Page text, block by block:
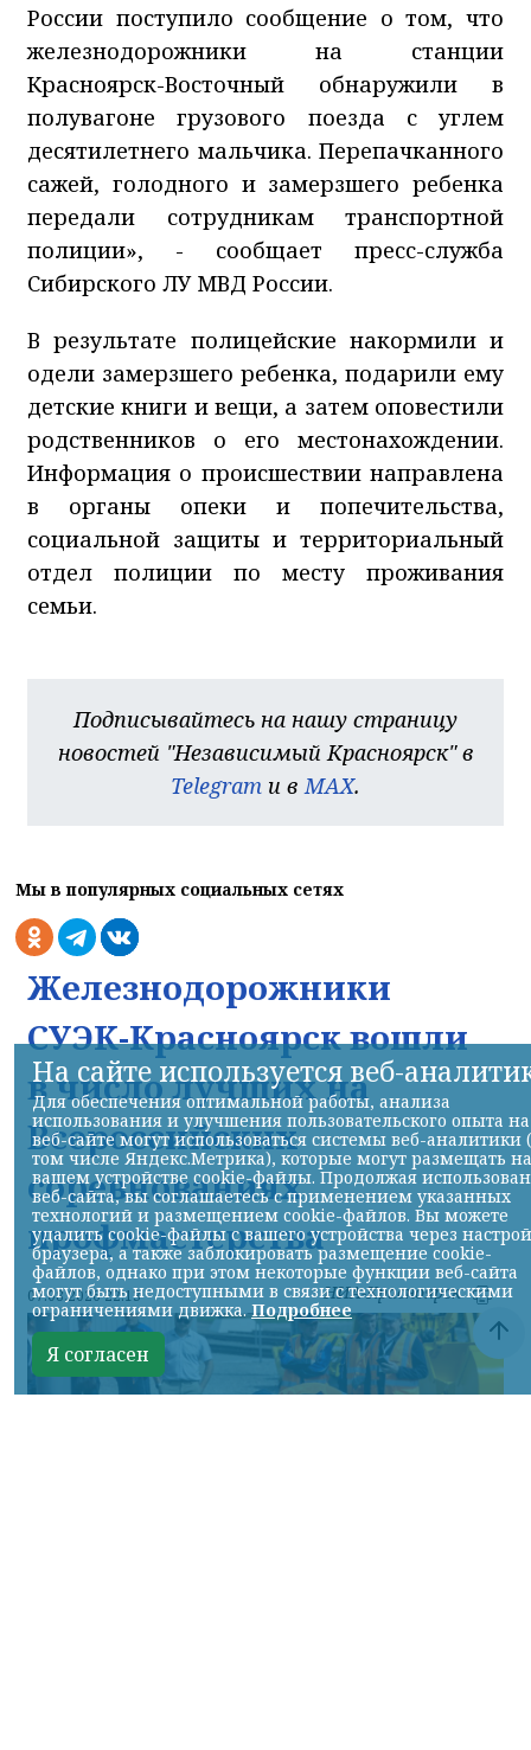
России поступило сообщение о том, что
железнодорожники на станции
Красноярск-Восточный обнаружили в
полувагоне грузового поезда с углем
десятилетнего мальчика. Перепачканного
сажей, голодного и замерзшего ребенка
передали сотрудникам транспортной
полиции», - сообщает пресс-служба
Сибирского ЛУ МВД России.
В результате полицейские накормили и
одели замерзшего ребенка, подарили ему
детские книги и вещи, а затем оповестили
родственников о его местонахождении.
Информация о происшествии направлена
в органы опеки и попечительства,
социальной защиты и территориальный
отдел полиции по месту проживания
семьи.
Подписывайтесь на нашу страницу
новостей "Независимый Красноярск" в
Telegram и в MAX.
Мы в популярных социальных сетях
Железнодорожники
СУЭК-Красноярск вошли
в число лучших на
Всероссийских
соревнованиях
профмастерства
07.08.2026 22:13 НИА-Красноярск
На сайте используется веб-
Для обеспечения оптимальной работы, анализа
использования и улучшения пользовательского опыта на
веб-сайте могут использоваться системы веб-аналитики
том числе Яндекс.Метрика), которые могут размещать на
вашем устройстве cookie-файлы. Продолжая
веб-сайта, вы соглашаетесь с применением указанных
технологий и размещением cookie-файлов. Вы можете
удалить cookie-файлы с вашего устройства через
браузера, а также заблокировать размещение cookie-
файлов, однако при этом некоторые функции веб-сайта
могут быть недоступными в связи с технологическими
ограничениями движка.Подробнее
Я согласен